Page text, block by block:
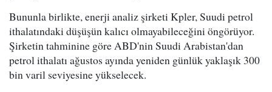
Bununla birlikte, enerji analiz şirketi Kpler, Suudi petrol
ithalatındaki düşüşün kalıcı olmayabileceğini öngörüyor.
Şirketin tahminine göre ABD'nin Suudi Arabistan'dan
petrol ithalatı ağustos ayında yeniden günlük yaklaşık 300
bin varil seviyesine yükselecek.